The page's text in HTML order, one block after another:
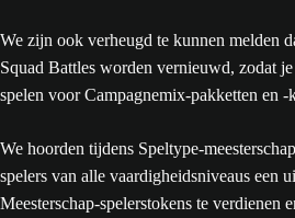
We zijn ook verheugd te kunnen melden
Squad Battles worden vernieuwd, zodat
spelen voor Campagnemix-pakketten en -
We hoorden tijdens Speltype-
spelers van alle vaardigheidsniveaus een
Meesterschap-spelerstokens te verdienen